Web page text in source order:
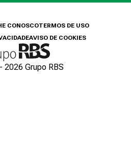
CONOSCOTERMOS DE USO
AVISO DE COOKIES
2026 Grupo RBS